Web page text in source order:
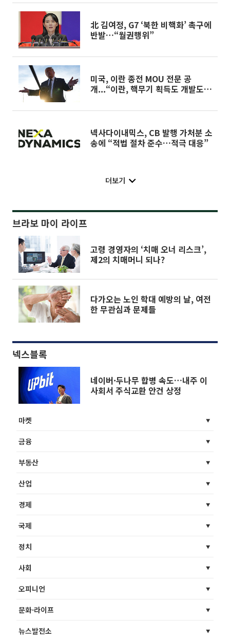
北 김여정, G7 ‘북한 비핵화’ 촉구에
반발…“월권행위”
미국, 이란 종전 MOU 전문 공
개...“이란, 핵무기 획득도 개발도
넥사다이내믹스, CB 발행 가처분 소
송에 “적법 절차 준수…적극 대응”
더보기
브라보 마이 라이프
고령 경영자의 ‘치매 오너 리스크’,
제2의 치매머니 되나?
다가오는 노인 학대 예방의 날, 여전
한 무관심과 문제들
넥스블록
네이버·두나무 합병 속도…내주 이
사회서 주식교환 안건 상정
마켓
금융
부동산
산업
경제
국제
정치
사회
오피니언
문화·라이프
뉴스발전소